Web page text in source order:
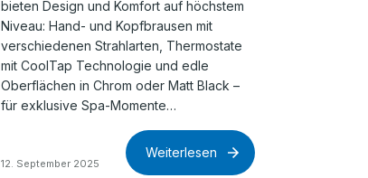
bieten Design und Komfort auf höchstem
Niveau: Hand- und Kopfbrausen mit
verschiedenen Strahlarten, Thermostate
mit CoolTap Technologie und edle
Oberflächen in Chrom oder Matt Black –
für exklusive Spa-Momente…
12. September 2025
Weiterlesen